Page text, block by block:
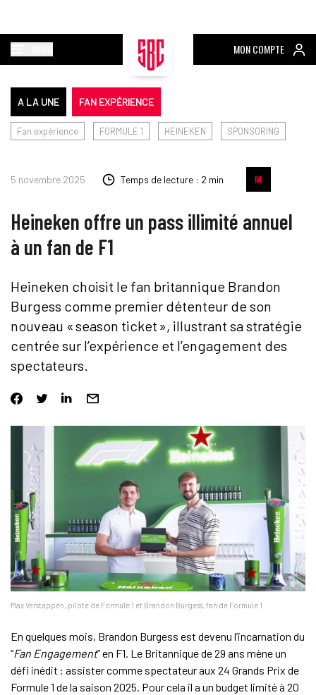
MON COMPTE
A LA UNE FAN EXPÉRIENCE
Fan expérience FORMULE 1 HEINEKEN SPONSORING
5 novembre 2025 Temps de lecture : 2 min
Heineken offre un pass illimité annuel
à un fan de F1
Heineken choisit le fan britannique Brandon
Burgess comme premier détenteur de son
nouveau « season ticket », illustrant sa stratégie
centrée sur l’expérience et l’engagement des
spectateurs.
Max Verstappen, pilote de Formule 1 et Brandon Burgess, fan de Formule 1
En quelques mois, Brandon Burgess est devenu l’incarnation du
“Fan Engagement” en F1. Le Britannique de 29 ans mène un
défi inédit : assister comme spectateur aux 24 Grands Prix de
Formule 1 de la saison 2025. Pour cela il a un budget limité à 20